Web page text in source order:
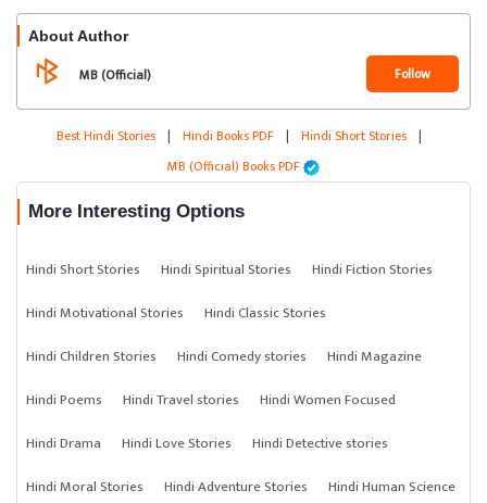
About Author
MB (Official) Follow
Best Hindi Stories | Hindi Books PDF | Hindi Short Stories |
MB (Official) Books PDF
More Interesting Options
Hindi Short Stories Hindi Spiritual Stories
Hindi Fiction Stories
Hindi Motivational Stories
Hindi Classic Stories
Hindi Children Stories
Hindi Comedy stories
Hindi Magazine
Hindi Poems
Hindi Travel stories
Hindi Women Focused
Hindi Drama
Hindi Love Stories
Hindi Detective stories
Hindi Moral Stories
Hindi Adventure Stories Hindi Human Science